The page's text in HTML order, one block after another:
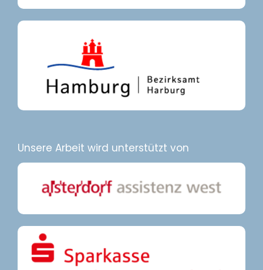
Unsere Arbeit wird unterstützt von